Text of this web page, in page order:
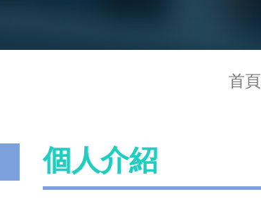
首頁
個人介紹